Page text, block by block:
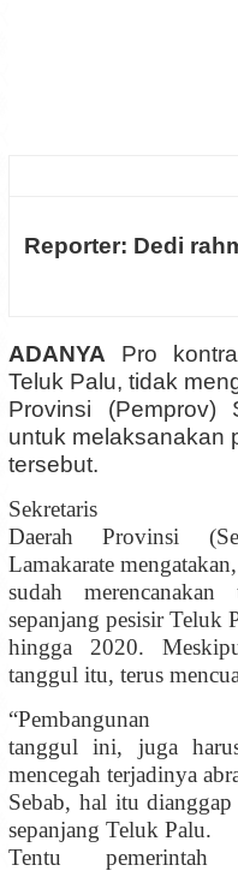
Reporter: Dedi
ADANYA Pro
Teluk Palu, tidak me
Provinsi (Pemprov)
untuk melaksanakan
tersebut.
Sekretaris
Daerah Provinsi
Lamakarate
sudah
sepanjang pesisir Teluk
hingga 2020.
tanggul itu, terus
“Pembangunan
tanggul ini, juga
mencegah terjadinya
Sebab, hal itu
sepanjang Teluk Palu.
Tentu